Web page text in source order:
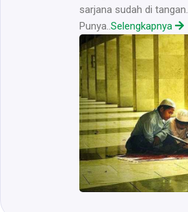
sarjana sudah di tangan.
Punya..Selengkapnya